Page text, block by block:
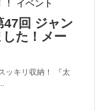
イベント
47回 ジャン
た！メー
ッキリ収納！ 『太